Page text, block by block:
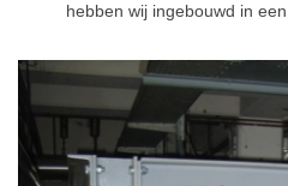
hebben wij ingebouwd in